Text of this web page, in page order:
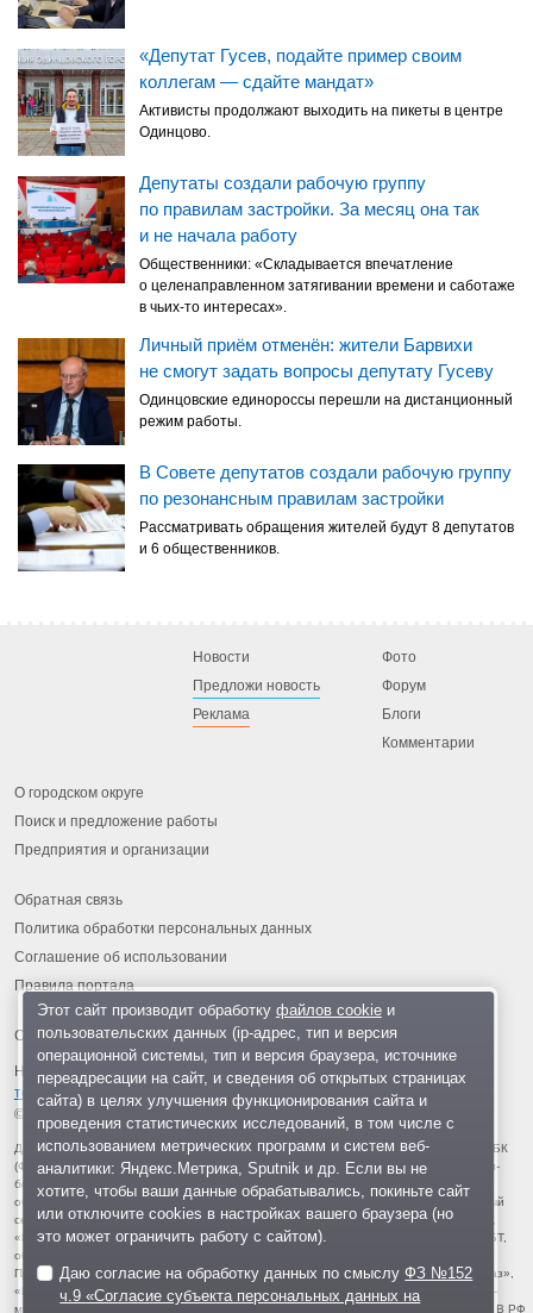
«Депутат Гусев, подайте пример своим
коллегам — сдайте мандат»
Активисты продолжают выходить на пикеты в центре
Одинцово.
Депутаты создали рабочую группу
по правилам застройки. За месяц она так
и не начала работу
Общественники: «Складывается впечатление
о целенаправленном затягивании времени и саботаже
в чьих-то интересах».
Личный приём отменён: жители Барвихи
не смогут задать вопросы депутату Гусеву
Одинцовские единороссы перешли на дистанционный
режим работы.
В Совете депутатов создали рабочую группу
по резонансным правилам застройки
Рассматривать обращения жителей будут 8 депутатов
и 6 общественников.
Новости
Предложи новость
Реклама
Фото
Форум
Блоги
Комментарии
О городском округе
Поиск и предложение работы
Предприятия и организации
Обратная связь
Политика обработки персональных данных
Соглашение об использовании
Правила портала
На информационном ресурсе применяются рекомендательные
технологии
© 2013-2026 «ОИНФО»,
сделано в Одинцово
Для читателей: В России признаны экстремистскими и запрещены организации ФБК
(Фонд борьбы с коррупцией, признан иноагентом), Штабы Навального, «Национал-
большевистская партия», «Свидетели Иеговы», «Армия воли народа», «Русский
общенациональный союз», «Движение против нелегальной иммиграции», «Правый
сектор», УНА-УНСО, УПА, «Тризуб им. Степана Бандеры», «Мизантропик дивижн»,
«Меджлис крымскотатарского народа», движение «Артподготовка», движение ЛГБТ,
общероссийская политическая партия «Воля», АУЕ, батальоны «Азов» и «Айдар».
Признаны террористическими и запрещены: «Движение Талибан», «Имарат Кавказ»,
«Исламское государство» (ИГ, ИГИЛ), Джебхад-ан-Нусра, «АУМ Синрике», «Братья-
мусульмане», «Аль-Каида в странах исламского Магриба», «Сеть», «Колумбайн». В РФ
Этот сайт производит обработку файлов cookieи
пользовательских данных (ip-адрес, тип и версия
операционной системы, тип и версия браузера, источнике
переадресации на сайт, и сведения об открытых страницах
сайта) в целях улучшения функционирования сайта и
проведения статистических исследований, в том числе с
использованием метрических программ и систем веб-
аналитики: Яндекс.Метрика, Sputnik и др. Если вы не
хотите, чтобы ваши данные обрабатывались, покиньте сайт
или отключите cookies в настройках вашего браузера (но
это может ограничить работу с сайтом).
Даю согласие на обработку данных по смыслуФЗ №152
ч.9 «Согласие субъекта персональных данных на